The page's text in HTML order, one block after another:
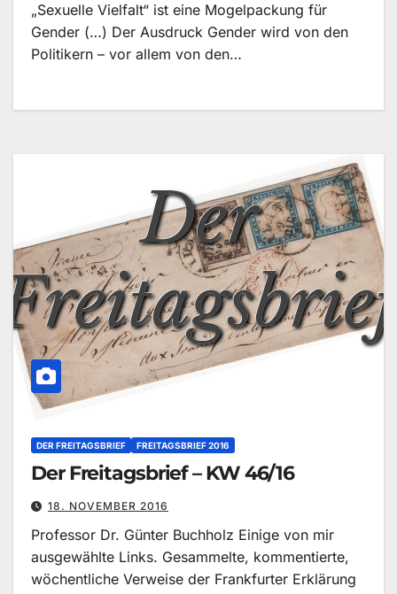
„Sexuelle Vielfalt“ ist eine Mogelpackung für
Gender (…) Der Ausdruck Gender wird von den
Politikern – vor allem von den…
DER FREITAGSBRIEF FREITAGSBRIEF 2016
Der Freitagsbrief – KW 46/16
18. NOVEMBER 2016
Professor Dr. Günter Buchholz Einige von mir
ausgewählte Links. Gesammelte, kommentierte,
wöchentliche Verweise der Frankfurter Erklärung